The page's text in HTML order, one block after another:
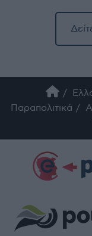
Παραπολιτικά